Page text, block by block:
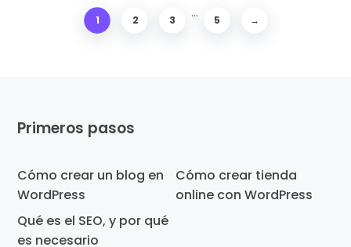
Página
1 Página
2 Página
3 Páginas intermedias
…
Página
5 →
Footer
Primeros pasos
Cómo crear un blog en
WordPress
Cómo crear tienda
online con WordPress
Qué es el SEO, y por qué
es necesario